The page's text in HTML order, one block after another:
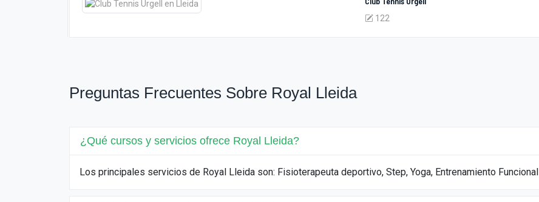
122
Preguntas Frecuentes Sobre Royal Lleida
¿Qué cursos y servicios ofrece Royal Lleida?
Los principales servicios de Royal Lleida son: Fisioterapeuta deportivo, Step, Yoga, Entrenamiento Funcional